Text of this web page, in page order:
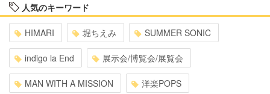
人気のキーワード
HIMARI 堀ちえみ SUMMER SONIC
indigo la End 展示会/博覧会/展覧会
MAN WITH A MISSION 洋楽POPS